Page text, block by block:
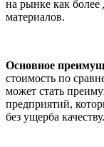
на рынке как
материалов.
Основное
стоимость по
может стать
предприятий,
без ущерба качеству.